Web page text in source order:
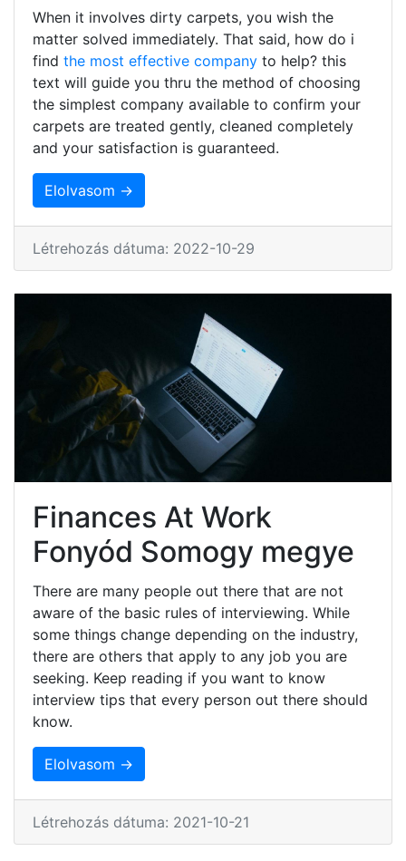
When it involves dirty carpets, you wish the
matter solved immediately. That said, how do i
find the most effective company to help? this
text will guide you thru the method of choosing
the simplest company available to confirm your
carpets are treated gently, cleaned completely
and your satisfaction is guaranteed.
Elolvasom →
Létrehozás dátuma: 2022-10-29
Finances At Work
Fonyód Somogy megye
There are many people out there that are not
aware of the basic rules of interviewing. While
some things change depending on the industry,
there are others that apply to any job you are
seeking. Keep reading if you want to know
interview tips that every person out there should
know.
Elolvasom →
Létrehozás dátuma: 2021-10-21